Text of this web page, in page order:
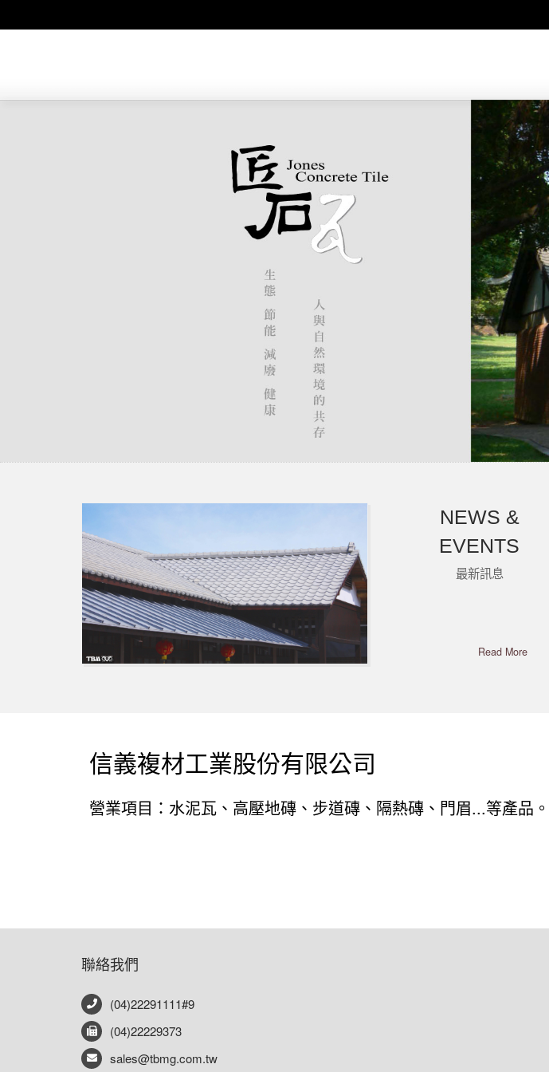
NEWS &
EVENTS
最新訊息
Read More
信義複材工業股份有限公司
營業項目：水泥瓦、高壓地磚、步道磚、隔熱磚、門眉...等產品。
聯絡我們
(04)22291111#9
(04)22229373
sales@tbmg.com.tw